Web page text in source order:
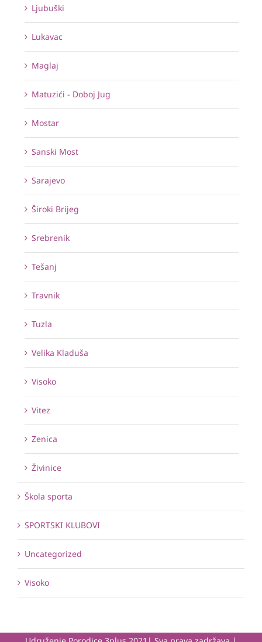
Ljubuški
Lukavac
Maglaj
Matuzići - Doboj Jug
Mostar
Sanski Most
Sarajevo
Široki Brijeg
Srebrenik
Tešanj
Travnik
Tuzla
Velika Kladuša
Visoko
Vitez
Zenica
Živinice
Škola sporta
SPORTSKI KLUBOVI
Uncategorized
Visoko